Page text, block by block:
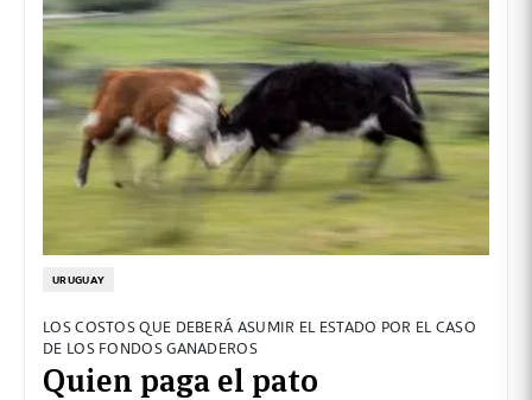
URUGUAY
LOS COSTOS QUE DEBERÁ ASUMIR EL ESTADO POR EL CASO
DE LOS FONDOS GANADEROS
Quien paga el pato